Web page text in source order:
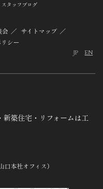
スタッフブログ
会
サイトマップ
シー
JP EN
築住宅・リフォームは工
口本社オフィス）